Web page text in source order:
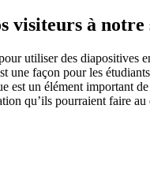
visiteurs à notre
utiliser des diapositives
une façon pour les
est un élément important
qu’ils pourraient faire au